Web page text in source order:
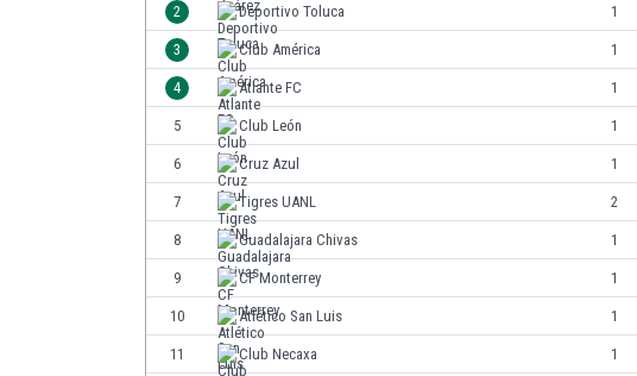
2 Deportivo Toluca 1
3 Club América 1
4 Atlante FC 1
5 Club León 1
6 Cruz Azul 1
7 Tigres UANL 2
8 Guadalajara Chivas 1
9 CF Monterrey 1
10 Atlético San Luis 1
11 Club Necaxa 1